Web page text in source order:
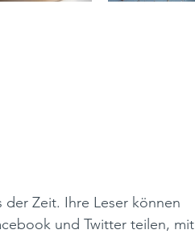
der Zeit. Ihre Leser können
und Twitter teilen, mit